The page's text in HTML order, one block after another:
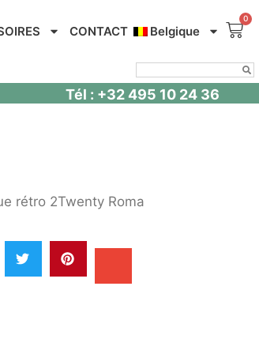
CONTACT Belgique
Tél : +32 495 10 24 36
rétro 2Twenty Roma